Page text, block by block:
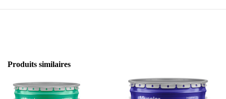
Produits similaires